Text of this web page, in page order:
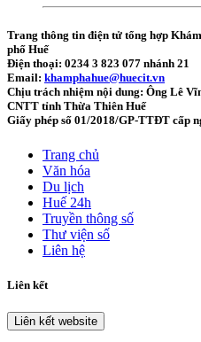
Trang thông tin điện tử tổng hợp
phố Huế
Điện thoại: 0234 3 823 077 nhánh 21
Email: khamphahue@huecit.vn
Chịu trách nhiệm nội dung: Ông Lê
CNTT tỉnh Thừa Thiên Huế
Giấy phép số 01/2018/GP-TTĐT cấp
Trang chủ
Văn hóa
Du lịch
Huế 24h
Truyền thông số
Thư viện số
Liên hệ
Liên kết
Liên kết website